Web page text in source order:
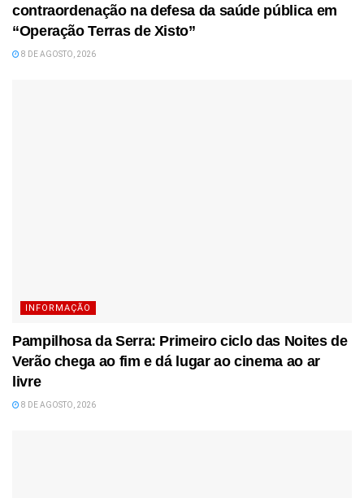
contraordenação na defesa da saúde pública em
“Operação Terras de Xisto”
8 DE AGOSTO, 2026
INFORMAÇÃO
Pampilhosa da Serra: Primeiro ciclo das Noites de
Verão chega ao fim e dá lugar ao cinema ao ar
livre
8 DE AGOSTO, 2026